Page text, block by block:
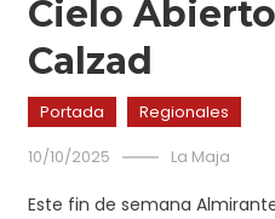
Cielo
Calzad
Portada
Regionales
10/10/2025
La Maja
Este fin de semana